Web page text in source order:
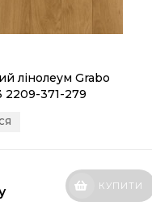
лінолеум Grabo
2209-371-279
КУПИТИ